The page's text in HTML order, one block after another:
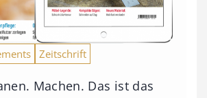
Zeitschrift
Machen. Das ist das